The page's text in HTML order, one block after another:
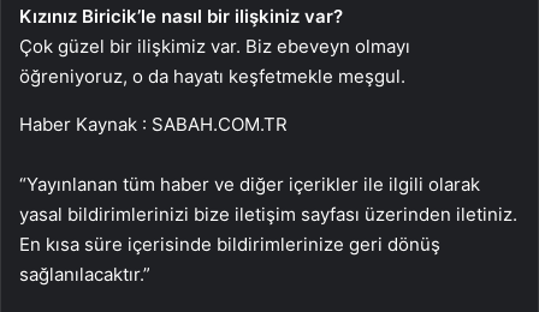
Kızınız Biricik’le nasıl bir ilişkiniz var?
Çok güzel bir ilişkimiz var. Biz ebeveyn olmayı
öğreniyoruz, o da hayatı keşfetmekle meşgul.
Haber Kaynak : SABAH.COM.TR
“Yayınlanan tüm haber ve diğer içerikler ile ilgili olarak
yasal bildirimlerinizi bize iletişim sayfası üzerinden iletiniz.
En kısa süre içerisinde bildirimlerinize geri dönüş
sağlanılacaktır.”